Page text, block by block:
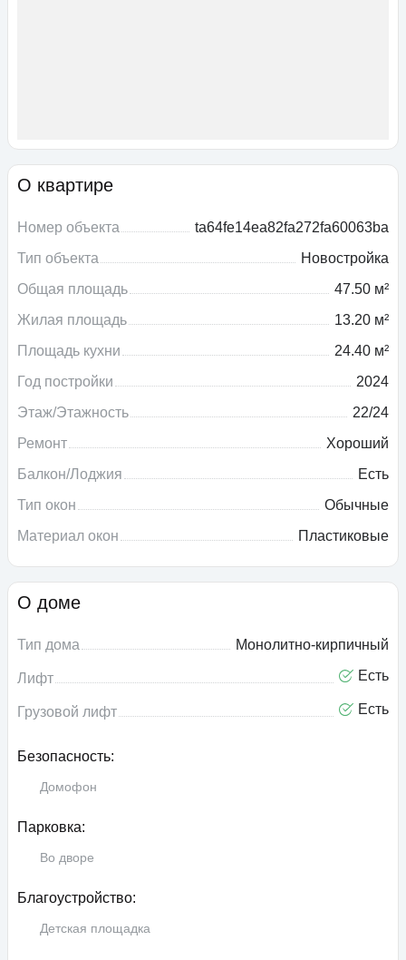
О квартире
Номер объекта
ta64fe14ea82fa272fa60063ba
Тип объекта
Новостройка
Общая площадь
47.50 м²
Жилая площадь
13.20 м²
Площадь кухни
24.40 м²
Год постройки
2024
Этаж/Этажность
22/24
Ремонт
Хороший
Балкон/Лоджия
Есть
Тип окон
Обычные
Материал окон
Пластиковые
О доме
Тип дома Монолитно-кирпичный
Лифт Есть
Грузовой лифт Есть
Безопасность:
Домофон
Парковка:
Во дворе
Благоустройство:
Детская площадка